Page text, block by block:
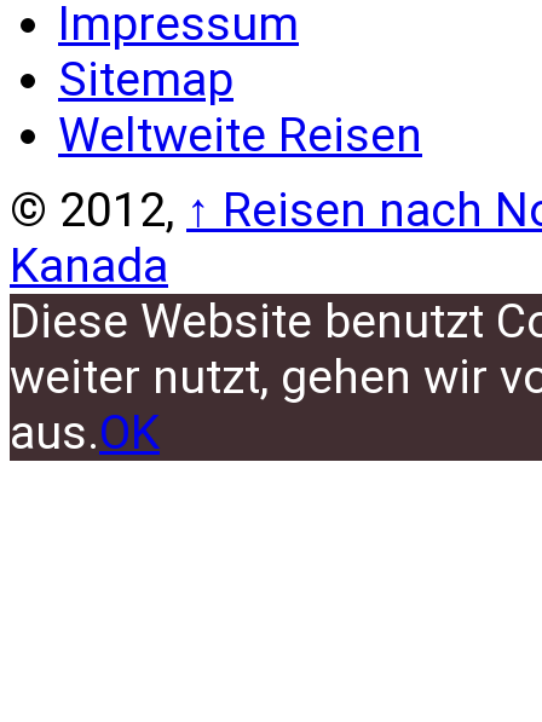
Impressum
Sitemap
Weltweite Reisen
© 2012, ↑ Reisen nach
Kanada
Diese Website benutzt
weiter nutzt, gehen wir
aus.OK